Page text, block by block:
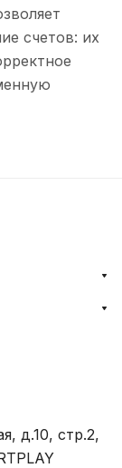
счетов: их
д.10, стр.2,